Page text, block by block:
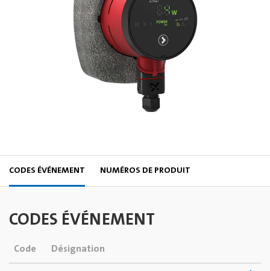
CODES ÉVÉNEMENT NUMÉROS DE PRODUIT
CODES ÉVÉNEMENT
Code Désignation